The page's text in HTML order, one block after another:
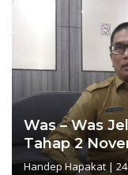
Was – Was
Tahap 2
Handep Hapakat |